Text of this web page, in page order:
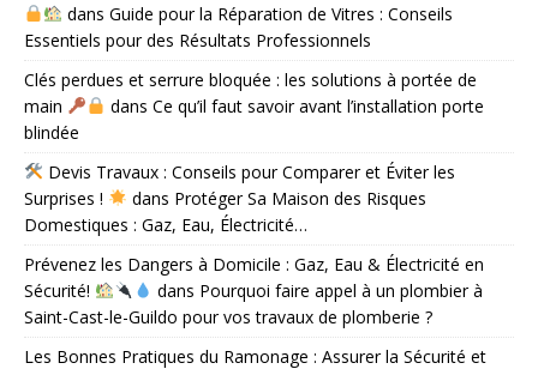
dans Guide pour la Réparation de Vitres : Conseils
Essentiels pour des Résultats Professionnels
Clés perdues et serrure bloquée : les solutions à portée de
main
dans Ce qu’il faut savoir avant l’installation porte
blindée
Devis Travaux : Conseils pour Comparer et Éviter les
Surprises !
dans Protéger Sa Maison des Risques
Domestiques : Gaz, Eau, Électricité…
Prévenez les Dangers à Domicile : Gaz, Eau & Électricité en
Sécurité!
dans Pourquoi faire appel à un plombier à
Saint-Cast-le-Guildo pour vos travaux de plomberie ?
Les Bonnes Pratiques du Ramonage : Assurer la Sécurité et